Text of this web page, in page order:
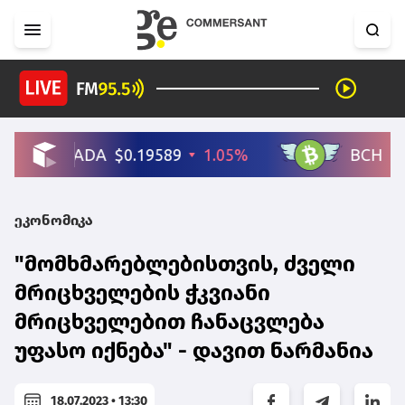
ეკონომიკა
"მომხმარებლებისთვის, ძველი
მრიცხველების ჭკვიანი
მრიცხველებით ჩანაცვლება
უფასო იქნება" - დავით ნარმანია
18.07.2023 • 13:30